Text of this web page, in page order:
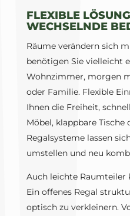
FLEXIBLE
WECHSELNDE
Räume verändern sich
benötigen Sie vielleicht
Wohnzimmer, morgen
oder Familie. Flexible
Ihnen die Freiheit,
Möbel, klappbare Tische
Regalsysteme lassen
umstellen und neu
Auch leichte Raumteiler
Ein offenes Regal
optisch zu verkleinern.